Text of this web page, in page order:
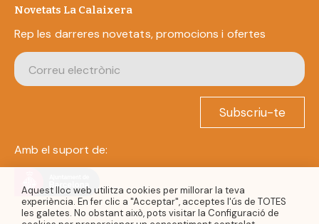
Novetats La Calaixera
Rep les darreres novetats, promocions i ofertes
Subscriu-te
Amb el suport de:
Aquest lloc web utilitza cookies per millorar la teva
experiència. En fer clic a "Acceptar", acceptes l'ús de TOTES
les galetes. No obstant això, pots visitar la Configuració de